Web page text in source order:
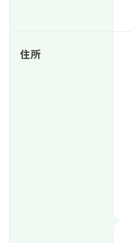
住所